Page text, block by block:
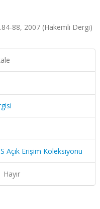
88, 2007 (Hakemli Dergi)
Açık Erişim Koleksiyonu
Hayır